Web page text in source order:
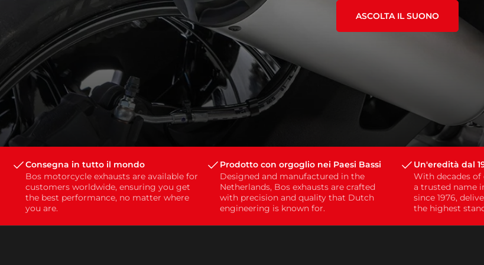
ASCOLTA IL SUONO
Consegna in tutto il mondo
Bos motorcycle exhausts are available for
customers worldwide, ensuring you get
the best performance, no matter where
you are.
Prodotto con orgoglio nei Paesi Bassi
Designed and manufactured in the
Netherlands, Bos exhausts are crafted
with precision and quality that Dutch
engineering is known for.
Un'eredità dal
With decades of
a trusted name
since 1976,
the highest